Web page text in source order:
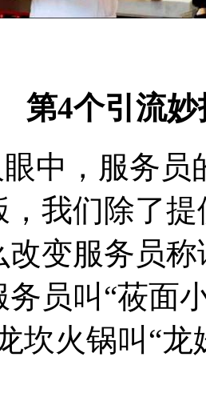
第4个引流
中，服务员
，我们除了
改变服务员
务员叫“莜面
坎火锅叫“